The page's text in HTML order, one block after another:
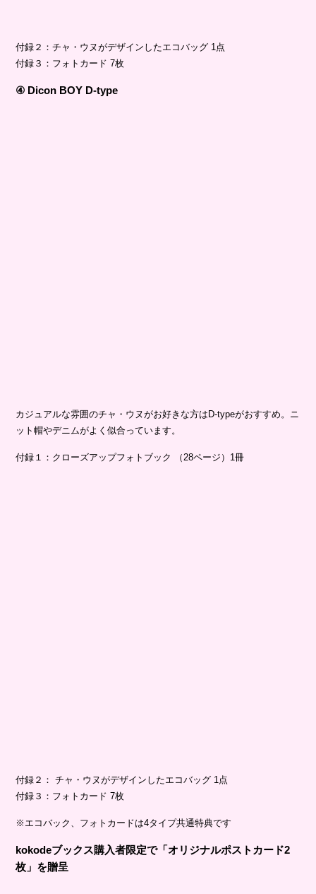
付録２：チャ・ウヌがデザインしたエコバッグ 1点
付録３：フォトカード 7枚
④ Dicon BOY D-type
カジュアルな雰囲のチャ・ウヌがお好きな方はD-typeがおすすめ。ニ
ット帽やデニムがよく似合っています。
付録１：クローズアップフォトブック （28ページ）1冊
付録２： チャ・ウヌがデザインしたエコバッグ 1点
付録３：フォトカード 7枚
※エコバック、フォトカードは4タイプ共通特典です
kokodeブックス購入者限定で「オリジナルポストカード2
枚」を贈呈